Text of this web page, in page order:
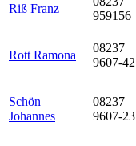
Riß Franz
959156
Rott Ramona
08237
9607-42
Schön
Johannes
08237
9607-23